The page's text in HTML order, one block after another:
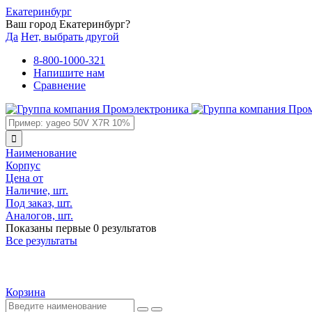
Екатеринбург
Ваш город Екатеринбург?
Да Нет, выбрать другой
8-800-1000-321
Напишите нам
Сравнение
Наименование
Корпус
Цена от
Наличие, шт.
Под заказ, шт.
Аналогов, шт.
Показаны первые 0 результатов
Все результаты
Корзина